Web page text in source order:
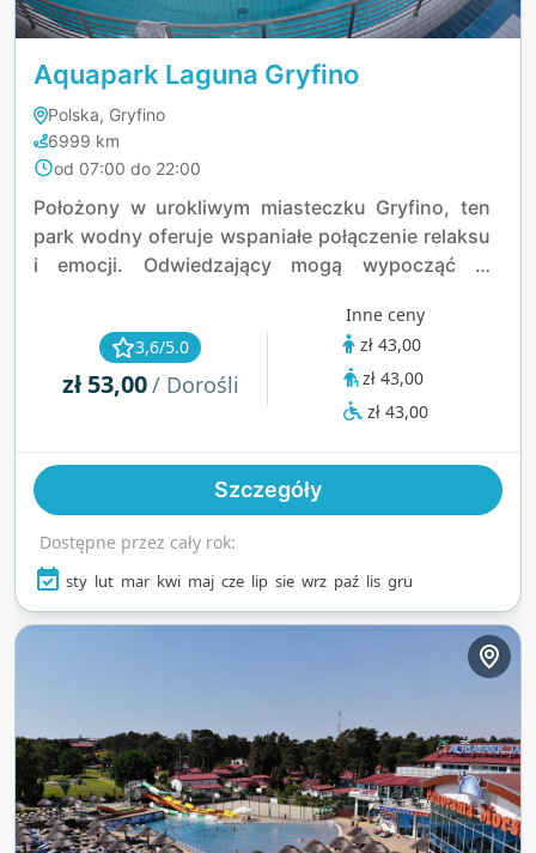
Aquapark Laguna Gryfino
Polska, Gryfino
6999 km
od 07:00 do 22:00
Położony w urokliwym miasteczku Gryfino, ten
park wodny oferuje wspaniałe połączenie relaksu
i emocji. Odwiedzający mogą wypocząć w
lub skorzystać z kojącego basenu z masażem.
Dla poszukujących przygód obiekt dysponuje
zjeżdżalnią Black Hole o długości 72 metrów oraz
zjeżdżalnią pontonową o długości 50 metrów,
Rodziny docenią specjalnie wydzielony plac
zabaw dla dzieci, wyposażony w gejzer i płytkie
skorzystać z doświadczeń wellness, takich jak
sauny na podczerwień i suche, jaskinia solna
oraz solarium.
3,6/5.0
zł 53,00/ Dorośli
Inne ceny
zł 43,00
zł 43,00
zł 43,00
Szczegóły
Dostępne przez cały rok:
sty lut mar kwi maj cze lip sie wrz paź lis gru